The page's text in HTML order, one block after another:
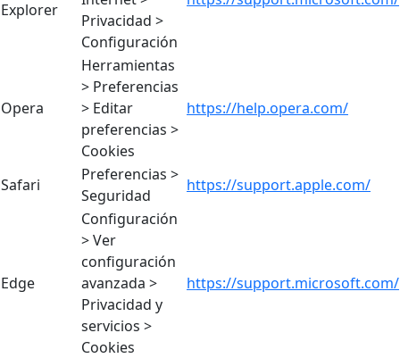
Explorer
Privacidad >
Configuración
Opera
Herramientas
> Preferencias
> Editar
preferencias >
Cookies
https://help.opera.com/
Safari
Preferencias >
Seguridad
https://support.apple.com/
Edge
Configuración
> Ver
configuración
avanzada >
Privacidad y
servicios >
Cookies
https://support.microsoft.com/